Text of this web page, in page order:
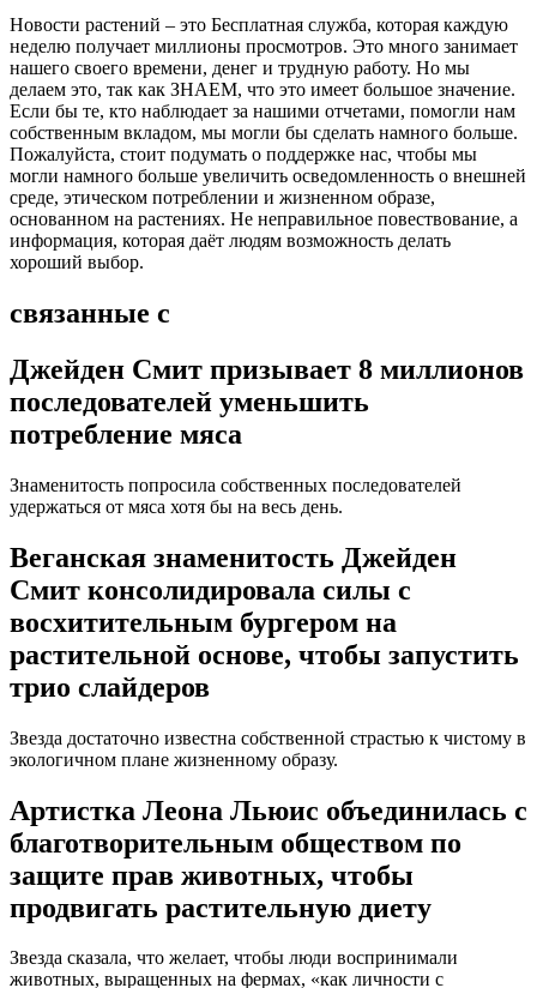
Новости растений – это Бесплатная служба, которая каждую
неделю получает миллионы просмотров. Это много занимает
нашего своего времени, денег и трудную работу. Но мы
делаем это, так как ЗНАЕМ, что это имеет большое значение.
Если бы те, кто наблюдает за нашими отчетами, помогли нам
собственным вкладом, мы могли бы сделать намного больше.
Пожалуйста, стоит подумать о поддержке нас, чтобы мы
могли намного больше увеличить осведомленность о внешней
среде, этическом потреблении и жизненном образе,
основанном на растениях. Не неправильное повествование, а
информация, которая даёт людям возможность делать
хороший выбор.
связанные с
Джейден Смит призывает 8 миллионов
последователей уменьшить
потребление мяса
Знаменитость попросила собственных последователей
удержаться от мяса хотя бы на весь день.
Веганская знаменитость Джейден
Смит консолидировала силы с
восхитительным бургером на
растительной основе, чтобы запустить
трио слайдеров
Звезда достаточно известна собственной страстью к чистому в
экологичном плане жизненному образу.
Артистка Леона Льюис объединилась с
благотворительным обществом по
защите прав животных, чтобы
продвигать растительную диету
Звезда сказала, что желает, чтобы люди воспринимали
животных, выращенных на фермах, «как личности с